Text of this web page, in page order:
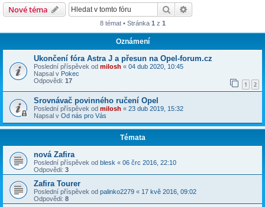
Nové téma Hledat
8 témat • Stránka 1 z 1
Oznámení
Ukončení fóra Astra J a přesun na Opel-forum.cz
Poslední příspěvek od milosh « 04 dub 2020, 10:45
Napsal v Pokec
Odpovědi: 17 1 2
Srovnávač povinného ručení Opel
Poslední příspěvek od milosh « 23 dub 2019, 15:32
Napsal v Od nás pro Vás
Témata
nová Zafira
Poslední příspěvek od blesk « 06 črc 2016, 22:10
Odpovědi: 3
Zafira Tourer
Poslední příspěvek od palinko2279 « 17 kvě 2016, 09:02
Odpovědi: 8